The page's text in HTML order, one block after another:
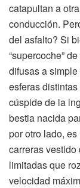
catapultan a
conducción.
del asfalto? Si
“supercoche”
difusas a
esferas
cúspide de la
bestia nacida
por otro lado,
carreras
limitadas que
velocidad